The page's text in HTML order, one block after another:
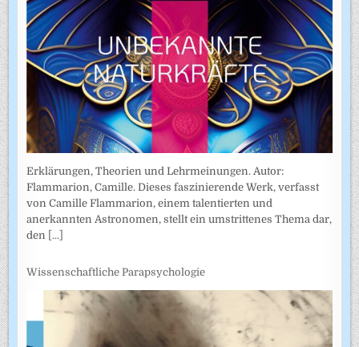
Erklärungen, Theorien und Lehrmeinungen. Autor:
Flammarion, Camille. Dieses faszinierende Werk, verfasst
von Camille Flammarion, einem talentierten und
anerkannten Astronomen, stellt ein umstrittenes Thema dar,
den [...]
Wissenschaftliche Parapsychologie